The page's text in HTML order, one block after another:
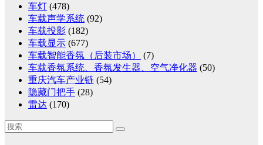
车灯 (478)
车载声学系统 (92)
车载投影 (182)
车载显示 (677)
车载智能香氛（后装市场）
(7)
车载香氛系统、香氛发生器、空气净化器 (50)
重庆汽车产业链 (54)
隐藏门把手 (28)
雷达 (170)